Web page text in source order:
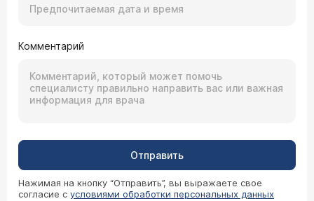
Комментарий
Отправить
Нажимая на кнопку “Отправить”, вы выражаете свое
согласие с условиями обработки персональных данных